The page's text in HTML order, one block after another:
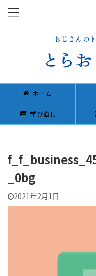
ホーム
学び直し
_0bg
2021年2月1日